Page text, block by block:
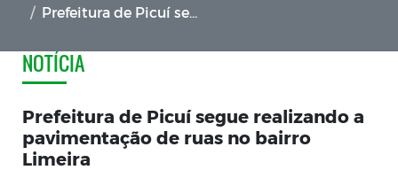
Prefeitura de Picuí segue realizando a pavimentação de ruas no bairro Limeira
NOTÍCIA
Prefeitura de Picuí segue realizando a
pavimentação de ruas no bairro
Limeira